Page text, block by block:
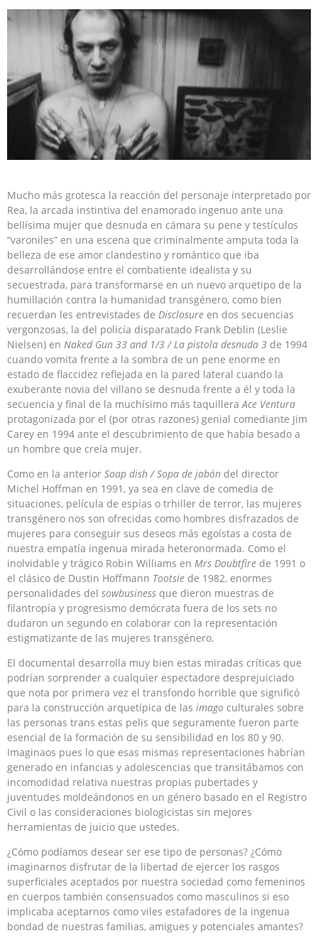
Mucho más grotesca la reacción del personaje interpretado por
Rea, la arcada instintiva del enamorado ingenuo ante una
bellísima mujer que desnuda en cámara su pene y testículos
“varoniles” en una escena que criminalmente amputa toda la
belleza de ese amor clandestino y romántico que iba
desarrollándose entre el combatiente idealista y su
secuestrada, para transformarse en un nuevo arquetipo de la
humillación contra la humanidad transgénero, como bien
recuerdan les entrevistades de Disclosure en dos secuencias
vergonzosas, la del policía disparatado Frank Deblin (Leslie
Nielsen) en Naked Gun 33 and 1/3 / La pistola desnuda 3 de 1994
cuando vomita frente a la sombra de un pene enorme en
estado de flaccidez reflejada en la pared lateral cuando la
exuberante novia del villano se desnuda frente a él y toda la
secuencia y final de la muchísimo más taquillera Ace Ventura
protagonizada por el (por otras razones) genial comediante Jim
Carey en 1994 ante el descubrimiento de que había besado a
un hombre que creía mujer.
Como en la anterior Soap dish / Sopa de jabón del director
Michel Hoffman en 1991, ya sea en clave de comedia de
situaciones, película de espías o trhiller de terror, las mujeres
transgénero nos son ofrecidas como hombres disfrazados de
mujeres para conseguir sus deseos más egoístas a costa de
nuestra empatía ingenua mirada heteronormada. Como el
inolvidable y trágico Robin Williams en Mrs Doubtfire de 1991 o
el clásico de Dustin Hoffmann Tootsie de 1982, enormes
personalidades del sowbusiness que dieron muestras de
filantropía y progresismo demócrata fuera de los sets no
dudaron un segundo en colaborar con la representación
estigmatizante de las mujeres transgénero.
El documental desarrolla muy bien estas miradas críticas que
podrían sorprender a cualquier espectadore desprejuiciado
que nota por primera vez el transfondo horrible que significó
para la construcción arquetípica de las imago culturales sobre
las personas trans estas pelis que seguramente fueron parte
esencial de la formación de su sensibilidad en los 80 y 90.
Imaginaos pues lo que esas mismas representaciones habrían
generado en infancias y adolescencias que transitábamos con
incomodidad relativa nuestras propias pubertades y
juventudes moldeándonos en un género basado en el Registro
Civil o las consideraciones biologicistas sin mejores
herramientas de juicio que ustedes.
¿Cómo podíamos desear ser ese tipo de personas? ¿Cómo
imaginarnos disfrutar de la libertad de ejercer los rasgos
superficiales aceptados por nuestra sociedad como femeninos
en cuerpos también consensuados como masculinos si eso
implicaba aceptarnos como viles estafadores de la ingenua
bondad de nuestras familias, amigues y potenciales amantes?